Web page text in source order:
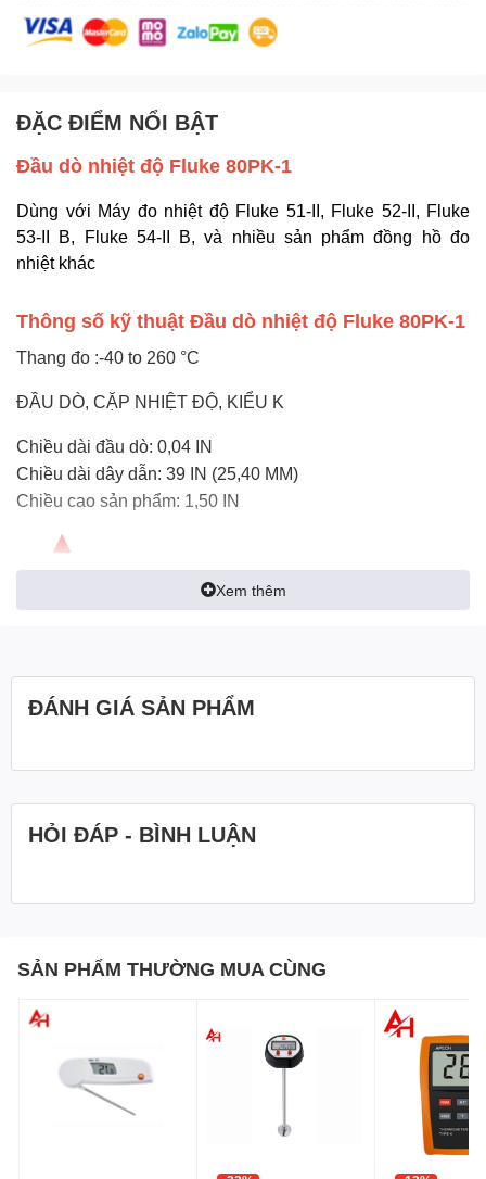
ĐẶC ĐIỂM NỔI BẬT
Đầu dò nhiệt độ Fluke 80PK-1
Dùng với Máy đo nhiệt độ Fluke 51-II, Fluke 52-II, Fluke
53-II B, Fluke 54-II B, và nhiều sản phẩm đồng hồ đo
nhiệt khác
Thông số kỹ thuật Đầu dò nhiệt độ Fluke 80PK-1
Thang đo :-40 to 260 °C
ĐẦU DÒ, CẶP NHIỆT ĐỘ, KIỂU K
Chiều dài đầu dò: 0,04 IN
Chiều dài dây dẫn: 39 IN (25,40 MM)
Chiều cao sản phẩm: 1,50 IN
Sản phẩm tương thích với
Đầu dò nhiệt độ Fluke
Xem thêm
ĐÁNH GIÁ SẢN PHẨM
HỎI ĐÁP - BÌNH LUẬN
SẢN PHẨM THƯỜNG MUA CÙNG